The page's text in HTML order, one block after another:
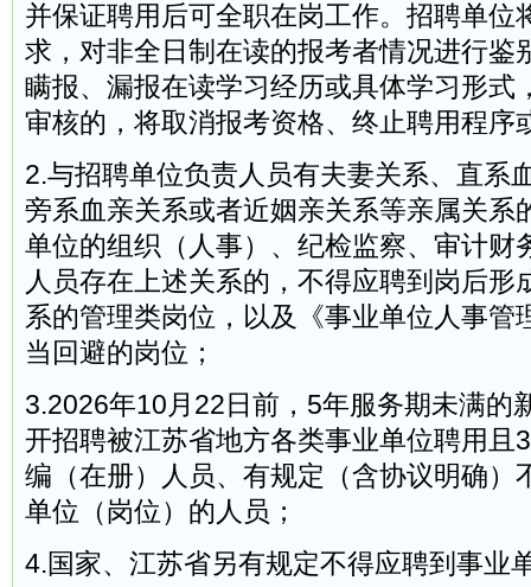
并保证聘用后可全职在岗工作。招聘单位
求，对非全日制在读的报考者情况进行鉴
瞒报、漏报在读学习经历或具体学习形式
审核的，将取消报考资格、终止聘用程序
2.与招聘单位负责人员有夫妻关系、直系
旁系血亲关系或者近姻亲关系等亲属关系
单位的组织（人事）、纪检监察、审计财
人员存在上述关系的，不得应聘到岗后形
系的管理类岗位，以及《事业单位人事管
当回避的岗位；
3.2026年10月22日前，5年服务期未满的
开招聘被江苏省地方各类事业单位聘用且
编（在册）人员、有规定（含协议明确）
单位（岗位）的人员；
4.国家、江苏省另有规定不得应聘到事业